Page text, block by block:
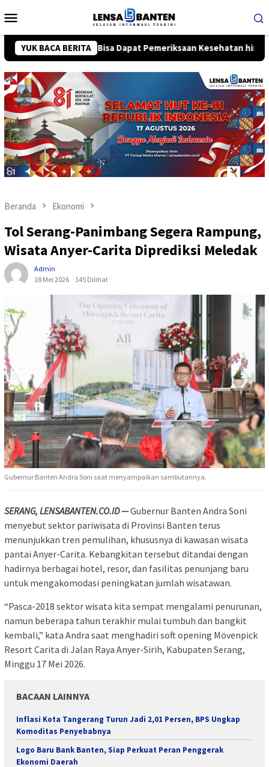
ke
Mobile
YUK BACA BERITA
Warga Bisa Dapat Pemeriksaan Kesehatan hingga Senam
Beranda Ekonomi
Tol Serang-Panimbang Segera Rampung,
Wisata Anyer-Carita Diprediksi Meledak
Admin
18 Mei 2026
145 Dilihat
Gubernur Banten Andra Soni saat menyampaikan sambutannya.
SERANG, LENSABANTEN.CO.ID —Gubernur Banten Andra Soni
menyebut sektor pariwisata di Provinsi Banten terus
menunjukkan tren pemulihan, khususnya di kawasan wisata
pantai Anyer-Carita. Kebangkitan tersebut ditandai dengan
hadirnya berbagai hotel, resor, dan fasilitas penunjang baru
untuk mengakomodasi peningkatan jumlah wisatawan.
“Pasca-2018 sektor wisata kita sempat mengalami penurunan,
namun beberapa tahun terakhir mulai tumbuh dan bangkit
kembali,” kata Andra saat menghadiri soft opening Mövenpick
Resort Carita di Jalan Raya Anyer-Sirih, Kabupaten Serang,
Minggu 17 Mei 2026.
BACAAN LAINNYA
Inflasi Kota Tangerang Turun Jadi 2,01 Persen, BPS Ungkap
Komoditas Penyebabnya
Logo Baru Bank Banten, Siap Perkuat Peran Penggerak
Ekonomi Daerah